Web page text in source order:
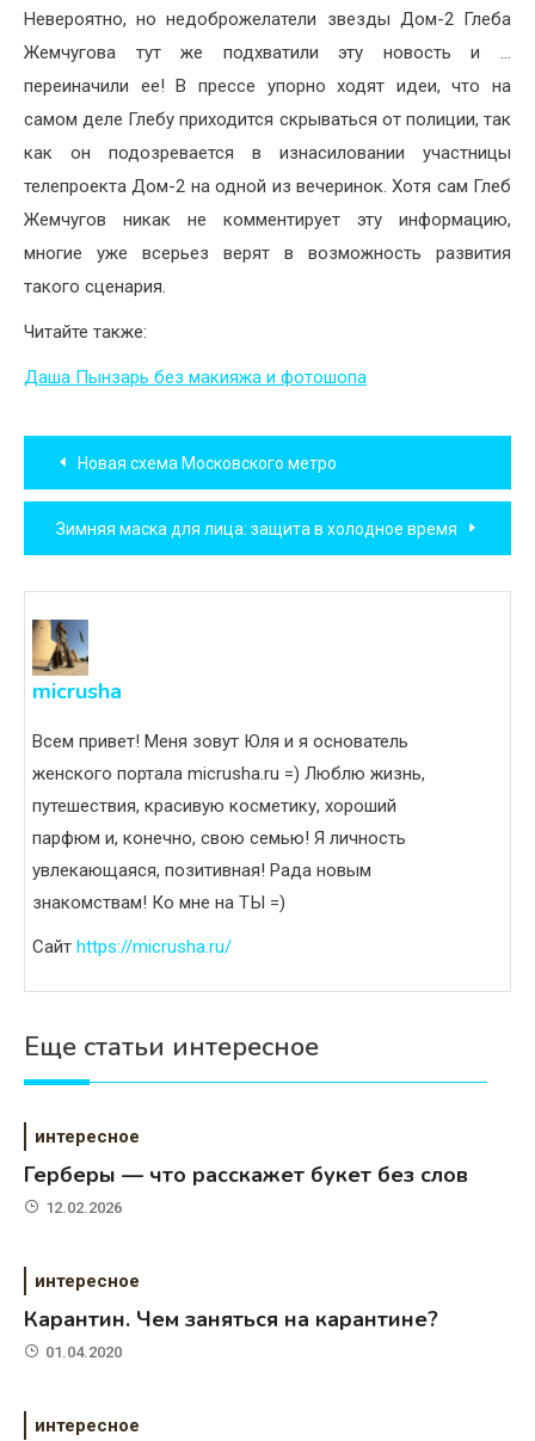
Невероятно, но недоброжелатели звезды Дом-2 Глеба
Жемчугова тут же подхватили эту новость и …
переиначили ее! В прессе упорно ходят идеи, что на
самом деле Глебу приходится скрываться от полиции, так
как он подозревается в изнасиловании участницы
телепроекта Дом-2 на одной из вечеринок. Хотя сам Глеб
Жемчугов никак не комментирует эту информацию,
многие уже всерьез верят в возможность развития
такого сценария.
Читайте также:
Даша Пынзарь без макияжа и фотошопа
Навигация
по
записям
Новая схема Московского метро
Зимняя маска для лица: защита в холодное время
micrusha
Всем привет! Меня зовут Юля и я основатель
женского портала micrusha.ru =) Люблю жизнь,
путешествия, красивую косметику, хороший
парфюм и, конечно, свою семью! Я личность
увлекающаяся, позитивная! Рада новым
знакомствам! Ко мне на ТЫ =)
Сайт https://micrusha.ru/
Еще статьи интересное
интересное
Герберы — что расскажет букет без слов
12.02.2026
интересное
Карантин. Чем заняться на карантине?
01.04.2020
интересное